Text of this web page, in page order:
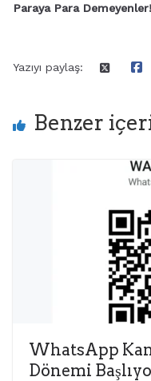
Paraya Para
Yazıyı paylaş:
Benzer
WhatsApp
Dönemi